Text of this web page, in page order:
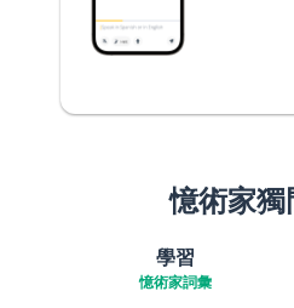
憶術家
學習
憶術家詞彙